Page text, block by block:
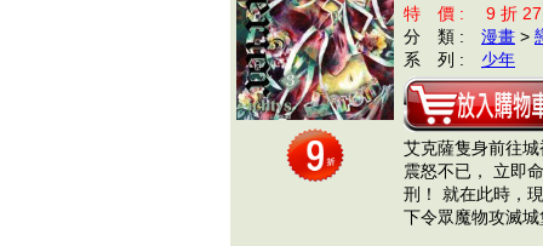
特 價 : 9 折 27
分 類 : 漫畫 >
系 列 : 少年
艾克薩隻身前往
震怒不已， 立即
刑！ 就在此時，
下令眾魔物攻滅